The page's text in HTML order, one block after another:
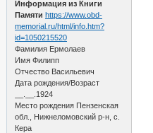
Информация из Книги
Памяти https://www.obd-
memorial.ru/html/info.htm?
id=1050215520
Фамилия Ермолаев
Имя Филипп
Отчество Васильевич
Дата рождения/Возраст
__.__.1924
Место рождения Пензенская
обл., Нижнеломовский р-н, с.
Кера